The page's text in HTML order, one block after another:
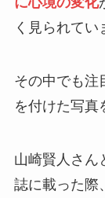
く見られてい
その中でも注
を付けた写真
山崎賢人さん
誌に載った際